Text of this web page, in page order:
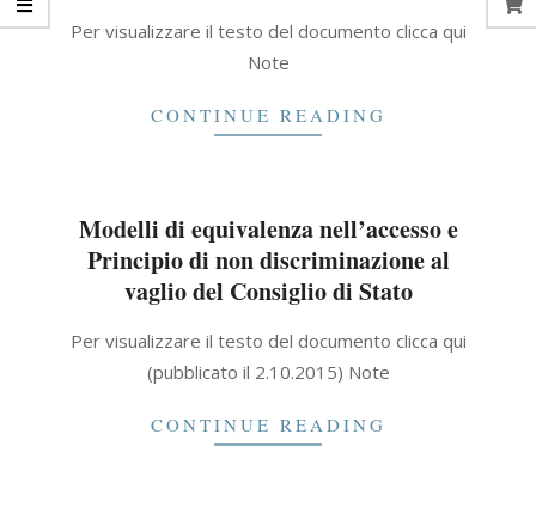
09-Per visualizzare il testo del documento clicca qui
Note
CONTINUE READING
Modelli di equivalenza nell’accesso e
Principio di non discriminazione al
vaglio del Consiglio di Stato
09-Per visualizzare il testo del documento clicca qui
(pubblicato il 2.10.2015) Note
CONTINUE READING